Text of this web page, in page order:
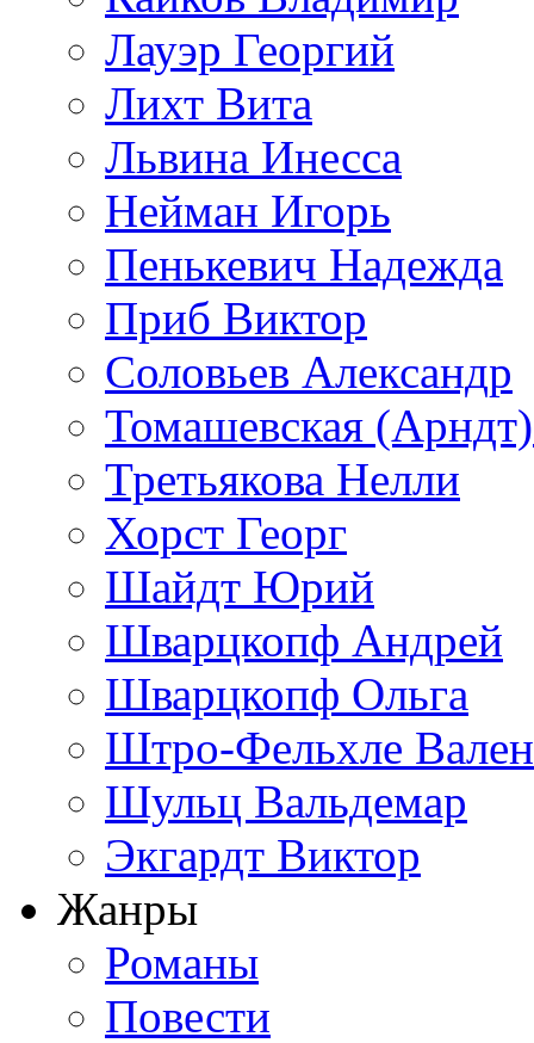
Лауэр Георгий
Лихт Вита
Львина Инесса
Нейман Игорь
Пенькевич Надежда
Приб Виктор
Соловьев Александр
Томашевская
Третьякова Нелли
Хорст Георг
Шайдт Юрий
Шварцкопф Андрей
Шварцкопф Ольга
Штро-Фельхле
Шульц Вальдемар
Экгардт Виктор
Жанры
Романы
Повести